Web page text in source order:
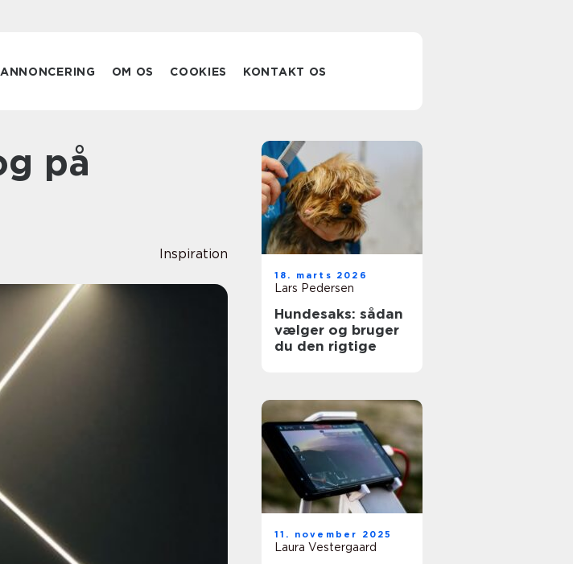
ANNONCERING OM OS COOKIES KONTAKT OS
Inspiration
18. marts 2026
Lars Pedersen
Hundesaks: sådan
vælger og bruger
du den rigtige
11. november 2025
Laura Vestergaard